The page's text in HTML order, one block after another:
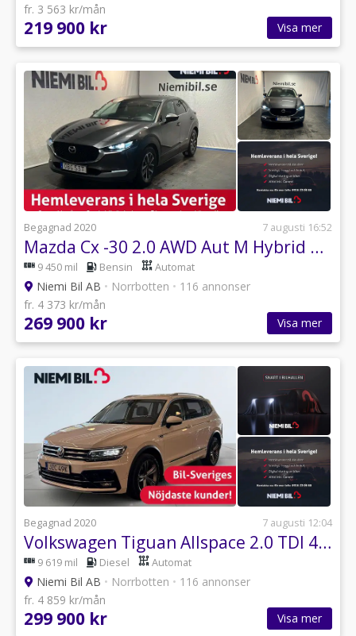
fr. 3 563 kr/mån
219 900 kr Visa mer
Begagnad 2020 7 augusti 16:52
Mazda Cx -30 2.0 AWD Aut M Hybrid Cosmo 360/Drag/Skinn/MoK
9 450 mil Bensin Automat
Niemi Bil AB • Norrbotten • 116 annonser
fr. 4 373 kr/mån
269 900 kr Visa mer
Begagnad 2020 7 augusti 12:04
Volkswagen Tiguan Allspace 2.0 TDI 4M GT Aut Drag/Dvärm/Kamera/Ad.Fhål
9 619 mil Diesel Automat
Niemi Bil AB • Norrbotten • 116 annonser
fr. 4 859 kr/mån
299 900 kr Visa mer